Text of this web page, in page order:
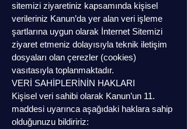
sitemizi ziyaretiniz kapsamında kişisel
verileriniz Kanun’da yer alan veri işleme
şartlarına uygun olarak İnternet Sitemizi
ziyaret etmeniz dolayısıyla teknik iletişim
dosyaları olan çerezler (cookies)
vasıtasıyla toplanmaktadır.
VERİ SAHİPLERİNİN HAKLARI
Kişisel veri sahibi olarak Kanun’un 11.
maddesi uyarınca aşağıdaki haklara sahip
olduğunuzu bildiririz: